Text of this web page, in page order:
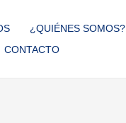
¿QUIÉNES SOMOS?
CONTACTO